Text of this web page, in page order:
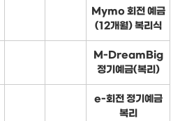
Mymo 회전 예금
(12개월) 복리식
M-DreamBig
정기예금(복리)
e-회전 정기예금
복리